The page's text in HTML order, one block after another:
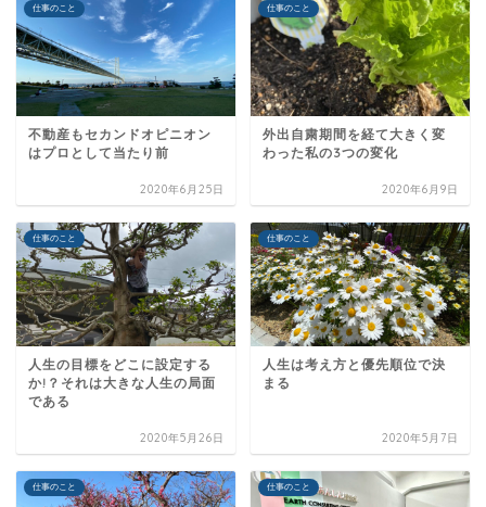
仕事のこと
不動産もセカンドオピニオン
はプロとして当たり前
2020年6月25日
仕事のこと
外出自粛期間を経て大きく変
わった私の3つの変化
2020年6月9日
仕事のこと
人生の目標をどこに設定する
か!？それは大きな人生の局面
である
2020年5月26日
仕事のこと
人生は考え方と優先順位で決
まる
2020年5月7日
仕事のこと 仕事のこと